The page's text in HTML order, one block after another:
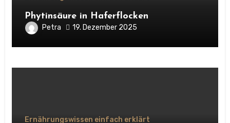
Phytinsäure in Haferflocken
Petra 19. Dezember 2025
Ernährungswissen einfach erklärt